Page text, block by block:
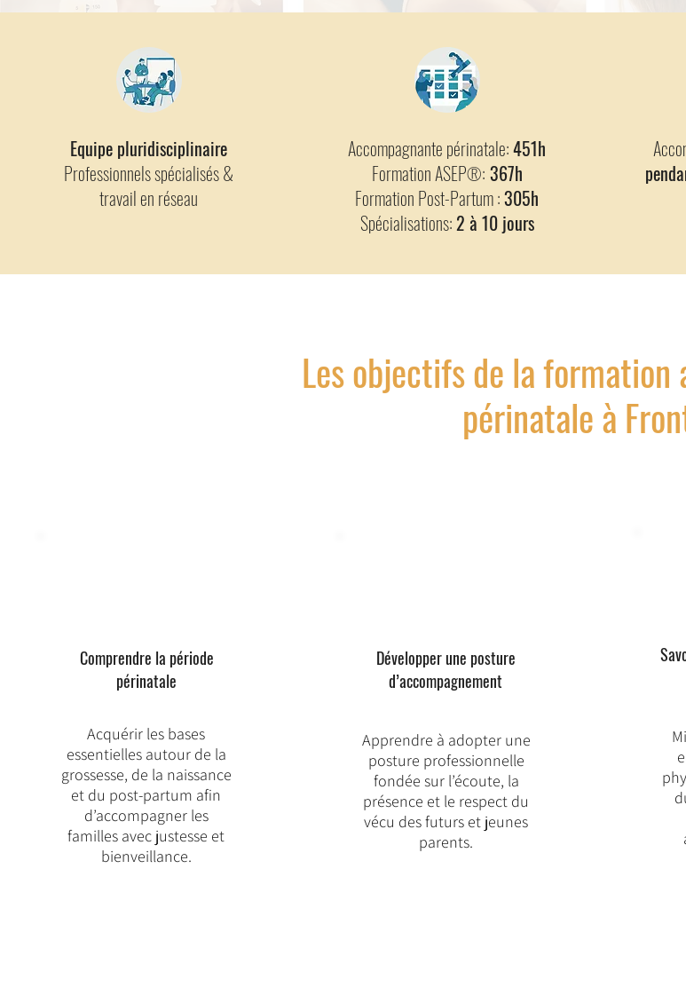
Equipe pluridisciplinaire
Professionnels spécialisés &
travail en réseau
Accompagnante périnatale:451h
Formation ASEP®: 367h
Formation Post-Partum :305h
Spécialisations:2 à 10 jours
Les objectifs de la formation
périnatale à
Comprendre la période
périnatale
Acquérir les bases
essentielles autour de la
grossesse, de la naissance
et du post-partum afin
d’accompagner les
familles avec justesse et
bienveillance.
Développer une posture
d’accompagnement
Apprendre à adopter une
posture professionnelle
fondée sur l’écoute, la
présence et le respect du
vécu des futurs et jeunes
parents.